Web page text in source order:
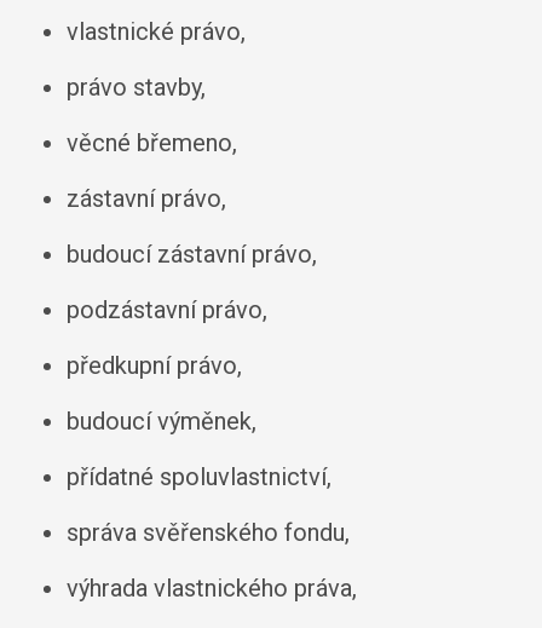
vlastnické právo,
právo stavby,
věcné břemeno,
zástavní právo,
budoucí zástavní právo,
podzástavní právo,
předkupní právo,
budoucí výměnek,
přídatné spoluvlastnictví,
správa svěřenského fondu,
výhrada vlastnického práva,